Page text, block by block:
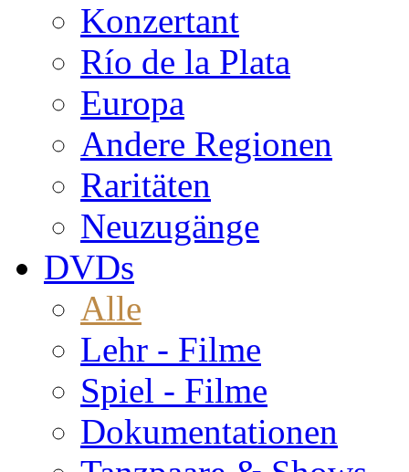
Konzertant
Río de la Plata
Europa
Andere Regionen
Raritäten
Neuzugänge
DVDs
Alle
Lehr - Filme
Spiel - Filme
Dokumentationen